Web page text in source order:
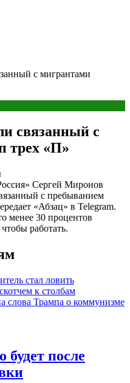
с мигрантами
связанный с
трех «П»
Сергей Миронов
с пребыванием
«Абзац» в Telegram.
менее 30 процентов
работать.
стал ловить
к столбам
слова Трампа о коммунизме
будет после